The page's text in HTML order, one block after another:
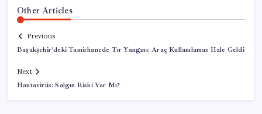
Other Articles
Previous
Başakşehir’deki Tamirhanede Tır Yangını: Araç Kullanılamaz Hale Geldi
Next
Hantavirüs: Salgın Riski Var Mı?